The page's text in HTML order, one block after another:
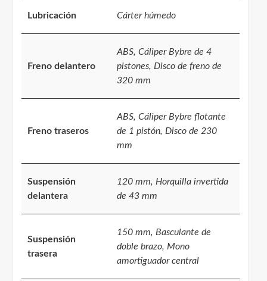
Lubricación Cárter húmedo
Freno delantero
ABS, Cáliper Bybre de 4
pistones, Disco de freno de
320 mm
Freno traseros
ABS, Cáliper Bybre flotante
de 1 pistón, Disco de 230
mm
Suspensión
delantera
120 mm, Horquilla invertida
de 43 mm
Suspensión
trasera
150 mm, Basculante de
doble brazo, Mono
amortiguador central